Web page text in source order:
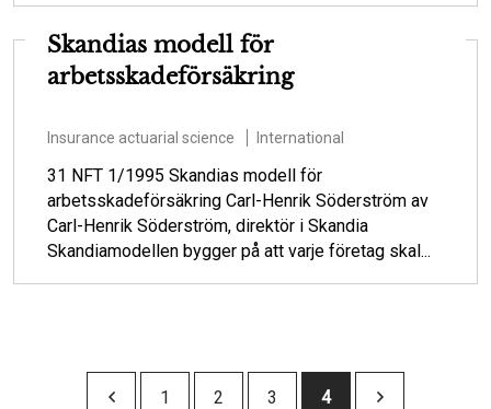
Skandias modell för
arbetsskadeförsäkring
Insurance actuarial science International
31 NFT 1/1995 Skandias modell för
arbetsskadeförsäkring Carl-Henrik Söderström av
Carl-Henrik Söderström, direktör i Skandia
Skandiamodellen bygger på att varje företag skal...
Pagination Page
1 Page
2 Page
3
Current
4